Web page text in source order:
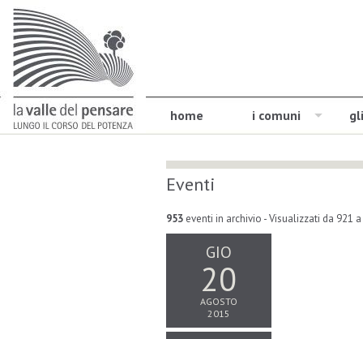
home i comuni
Eventi
953 eventi in archivio - Visualizzati da 921
GIO
20
AGOSTO
2015